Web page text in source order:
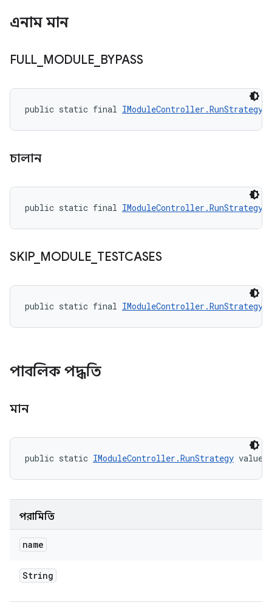
এনাম মান
FULL MODULE BYPASS
public static final IModuleController.RunStrategy
চালান
public static final IModuleController.RunStrategy
SKIP_ MODULE TESTCASES
public static final IModuleController.RunStrategy
পাবলিক পদ্ধতি
মান
public static IModuleController.RunStrategy
পরামিতি
name
String